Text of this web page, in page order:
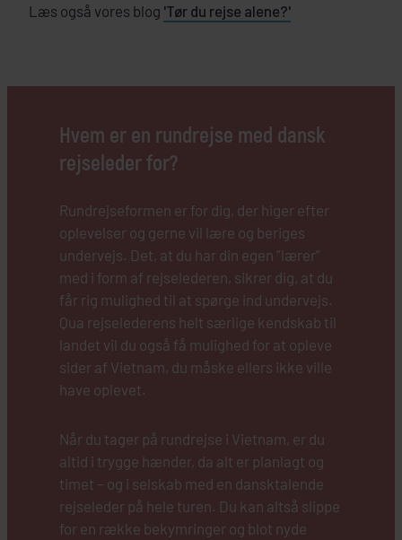
Læs også vores blog 'Tør du rejse alene?'
Hvem er en rundrejse med dansk
rejseleder for?
Rundrejseformen er for dig, der higer efter
oplevelser og gerne vil lære og beriges
undervejs. Det, at du har din egen ”lærer”
med i form af rejselederen, sikrer dig, at du
får rig mulighed til at spørge ind undervejs.
Qua rejselederens helt særlige kendskab til
landet vil du også få mulighed for at opleve
sider af Vietnam, du måske ellers ikke ville
have oplevet.
Når du tager på rundrejse i Vietnam, er du
altid i trygge hænder, da alt er planlagt og
timet – og i selskab med en dansktalende
rejseleder på hele turen. Du kan altså slippe
for en række bekymringer og blot nyde